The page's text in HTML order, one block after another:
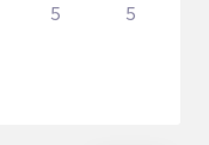
5 5